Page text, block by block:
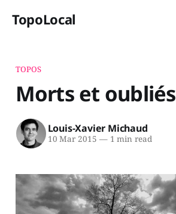
TopoLocal
TOPOS
Morts et oubliés
Louis-Xavier Michaud
10 Mar 2015 —1 min read